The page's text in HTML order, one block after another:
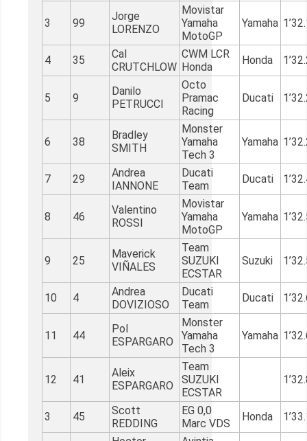
3 99
Jorge
LORENZO
Movistar
Yamaha
MotoGP
Yamaha
4 35
Cal
CRUTCHLOW
CWM LCR
Honda
Honda
5 9
Danilo
PETRUCCI
Octo
Pramac
Racing
Ducati
6 38
Bradley
SMITH
Monster
Yamaha
Tech 3
Yamaha
7 29
Andrea
IANNONE
Ducati
Team
Ducati
8 46
Valentino
ROSSI
Movistar
Yamaha
MotoGP
Yamaha
9 25
Maverick
VIÑALES
Team
SUZUKI
ECSTAR
Suzuki
10 4
Andrea
DOVIZIOSO
Ducati
Team
Ducati
11 44
Pol
ESPARGARO
Monster
Yamaha
Tech 3
Yamaha
12 41
Aleix
ESPARGARO
Team
SUZUKI
ECSTAR
3 45
Scott
REDDING
EG 0,0
Marc VDS
Honda